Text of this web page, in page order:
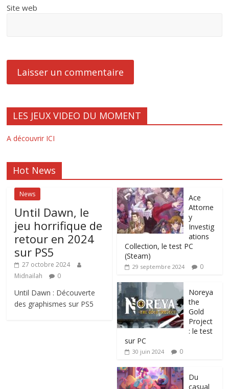
Site web
LES JEUX VIDEO DU MOMENT
A découvrir ICI
Hot News
News
Until Dawn, le
jeu horrifique de
retour en 2024
sur PS5
27 octobre 2024
Midnailah
0
Until Dawn : Découverte
des graphismes sur PS5
Ace
Attorne
y
Investig
ations
Collection, le test PC
(Steam)
29 septembre 2024 0
Noreya
the
Gold
Project
: le test
sur PC
30 juin 2024 0
Du
casual